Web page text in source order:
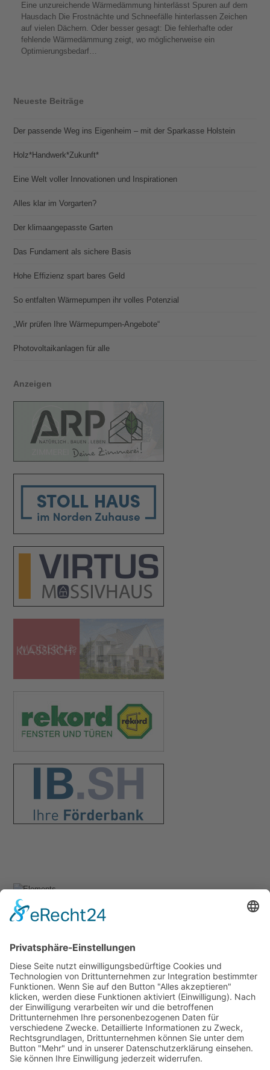
Eine unzureichende Wärmedämmung hinterlässt Spuren auf dem
Hausdach Die Frostnächte und Schneefälle hinterlassen Zeichen
auf vielen Dächern. Oder besser gesagt: Die fehlerhafte oder
fehlende Wärmedämmung zeigt, wo möglicherweise ein
Optimierungsbedarf…
Neueste Beiträge
Der passende Weg ins Eigenheim – mit der Sparkasse Holstein
Holz*Handwerk*Zukunft*
Eine Welt voller Innovationen und Inspirationen
Alles klar im Vorgarten?
Der klimaangepasste Garten
Das Fundament als sichere Basis
Hohe Effizienz spart bares Geld
So entfalten Wärmepumpen ihr volles Potenzial
„Wir prüfen Ihre Wärmepumpen-Angebote“
Photovoltaik­­anlagen für alle
Anzeigen